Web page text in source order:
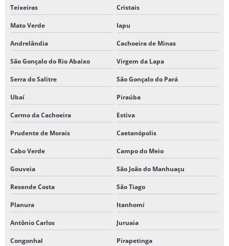
Teixeiras Cristais
Mato Verde Iapu
Andrelândia Cachoeira de Minas
São Gonçalo do Rio Abaixo Virgem da Lapa
Serra do Salitre São Gonçalo do Pará
Ubaí Piraúba
Carmo da Cachoeira Estiva
Prudente de Morais Caetanópolis
Cabo Verde Campo do Meio
Gouveia São João do Manhuaçu
Resende Costa São Tiago
Planura Itanhomi
Antônio Carlos Juruaia
Congonhal Pirapetinga